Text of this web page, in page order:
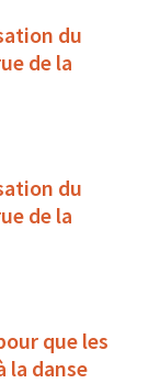
du
de la
du
de la
que les
la danse